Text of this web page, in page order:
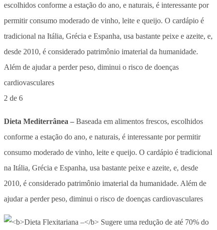
2 de 6
Dieta Mediterrânea – Baseada em alimentos frescos, escolhidos
conforme a estação do ano, e naturais, é interessante por permitir
consumo moderado de vinho, leite e queijo. O cardápio é tradicional
na Itália, Grécia e Espanha, usa bastante peixe e azeite, e, desde
2010, é considerado patrimônio imaterial da humanidade. Além de
ajudar a perder peso, diminui o risco de doenças cardiovasculares